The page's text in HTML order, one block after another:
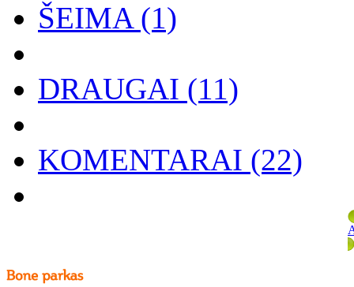
ŠEIMA(1)
DRAUGAI (11)
KOMENTARAI (22)